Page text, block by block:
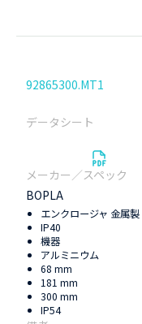
92865300.MT1
BOPLA
エンクロージャ 金属製
IP40
機器
アルミニウム
68 mm
181 mm
300 mm
IP54